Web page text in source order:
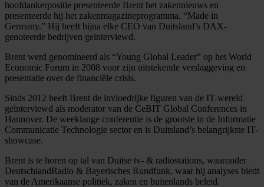
hoofdankerpositie presenteerde Brent het zakennieuws en
presenteerde hij het zakenmagazineprogramma, “Made in
Germany.” Hij heeft bijna elke CEO van Duitsland’s DAX-
genoteerde bedrijven geïnterviewd.
Brent werd genomineerd als “Young Global Leader” op het World
Economic Forum in 2008 voor zijn uitstekende verslaggeving en
presentatie over de financiële crisis.
Sinds 2012 heeft Brent de invloedrijke figuren van de IT-wereld
geïnterviewd als moderator van de CeBIT Global Conferences in
Hannover. De weeklange conferentie is de grootste in de Informatie
Communicatie Technologie sector en is Duitsland’s belangrijkste IT-
showcase.
Brent is te horen op tal van Duitse tv- & radiostations, waaronder
DeutschlandRadio & Bayerisches Rundfunk, waar hij analyses biedt
van de Amerikaanse politiek, zaken en buitenlands beleid.